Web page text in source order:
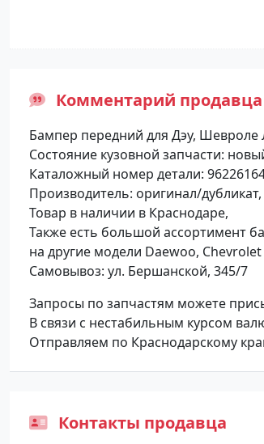
Комментарий продавца
Бампер передний для Дэу, Шевроле
Состояние кузовной запчасти:
Каталожный номер детали:
Производитель: оригинал/дубликат,
Товар в наличии в Краснодаре,
Также есть большой ассортимент
на другие модели Daewoo,
Самовывоз: ул. Бершанской, 345/7
Запросы по запчастям можете
В связи с нестабильным курсом
Отправляем по Краснодарскому
Контакты продавца